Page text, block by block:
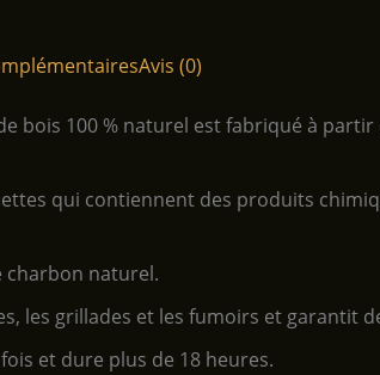
Avis (0)
bois 100 % naturel est fabriqué à
qui contiennent des produits
charbon naturel.
les grillades et les fumoirs et garantit
et dure plus de 18 heures.